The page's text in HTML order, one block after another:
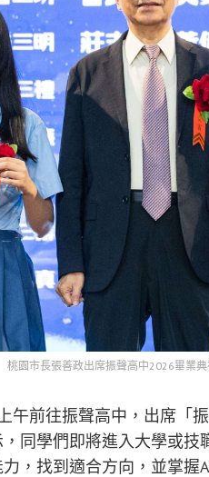
桃園市長張善政出席振聲高中2026畢業
午前往振聲高中，出席「
同學們即將進入大學或
，找到適合方向，並掌